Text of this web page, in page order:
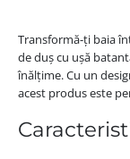
Transformă-ți baia
de duș cu ușă
înălțime. Cu un
acest produs este